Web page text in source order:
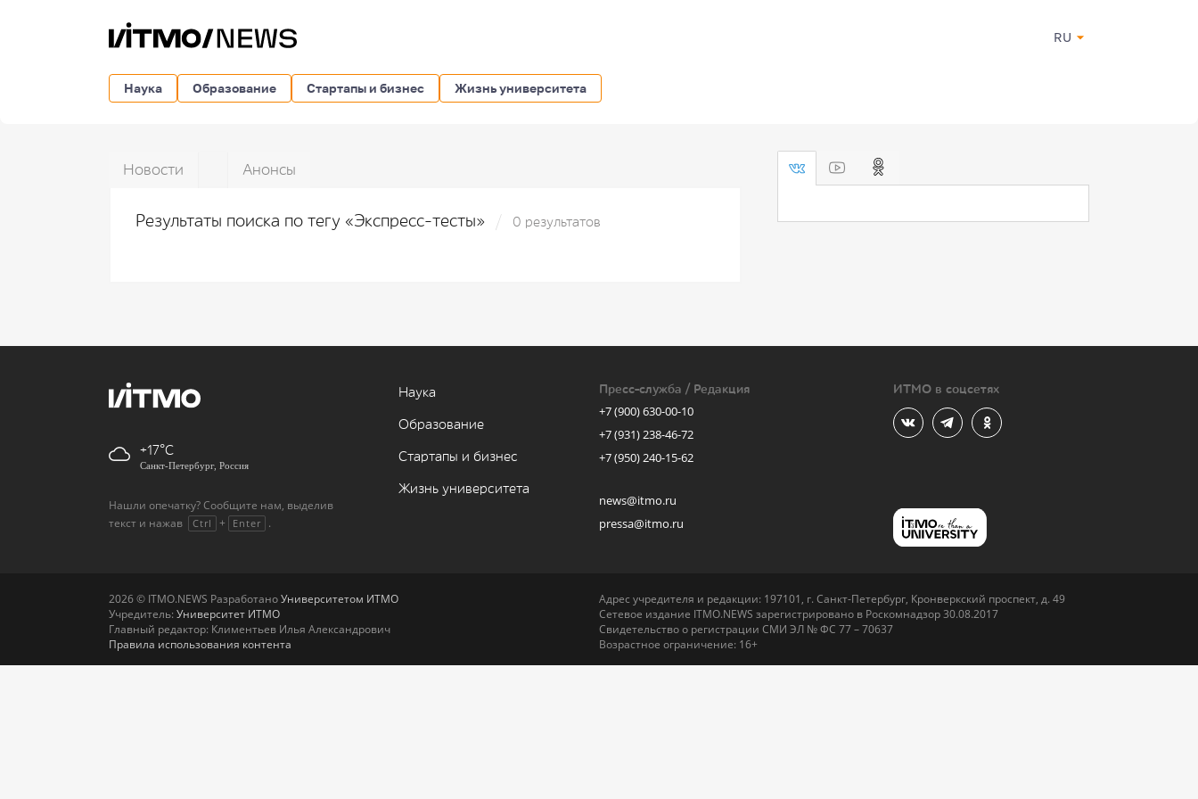
RU
Наука Образование Стартапы и бизнес Жизнь университета
Новости Анонсы
Результаты поиска по тегу «Экспресс-тесты» 0 результатов
+17
Санкт-Петербург, Россия
Нашли опечатку? Сообщите нам, выделив
текст и нажав
Ctrl + Enter .
Наука
Образование
Стартапы и бизнес
Жизнь университета
Пресс-служба / Редакция
+7 (900) 630-00-10
+7 (931) 238-46-72
+7 (950) 240-15-62
news@itmo.ru
pressa@itmo.ru
ИТМО в соцсетях
2026 © ITMO.NEWS РазработаноУниверситетом ИТМО
Учредитель: Университет ИТМО
Главный редактор: Климентьев Илья Александрович
Правила использования контента
Адрес учредителя и редакции: 197101, г. Санкт-Петербург, Кронверкский проспект, д. 49
Сетевое издание ITMO.NEWS зарегистрировано в Роскомнадзор 30.08.2017
Свидетельство о регистрации СМИ ЭЛ № ФС 77 – 70637
Возрастное ограничение: 16+